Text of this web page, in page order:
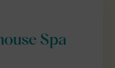
Spa